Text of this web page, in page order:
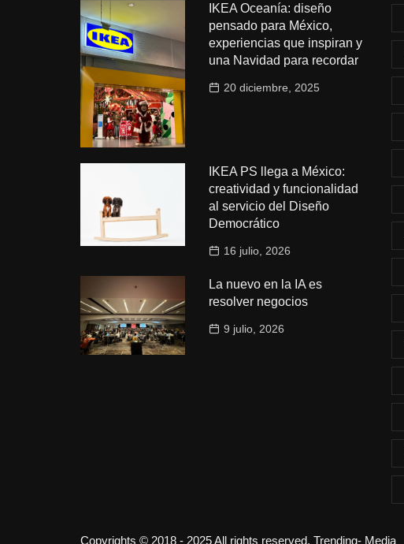
IKEA Oceanía: diseño
pensado para México,
experiencias que inspiran y
una Navidad para recordar
20 diciembre, 2025
IKEA PS llega a México:
creatividad y funcionalidad
al servicio del Diseño
Democrático
16 julio, 2026
La nuevo en la IA es
resolver negocios
9 julio, 2026
Copyrights © 2018 - 2025 All rights reserved. Trending- Media